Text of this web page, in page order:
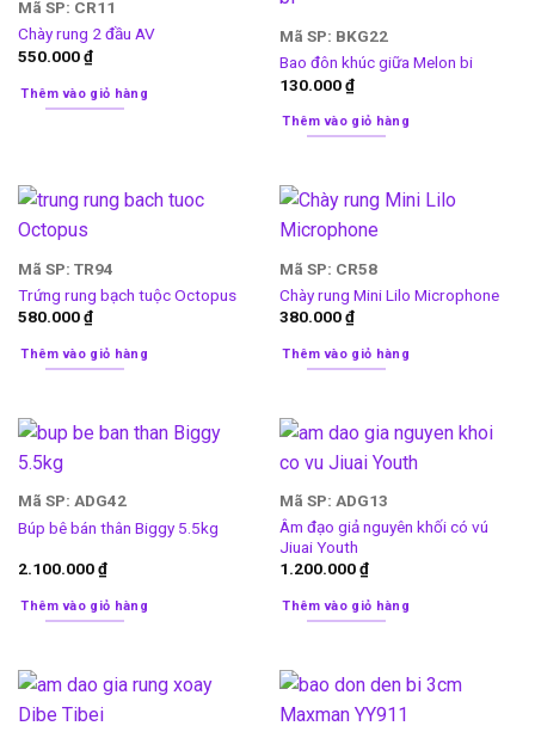
Mã SP: CR11
Chày rung 2 đầu AV
550.000₫
Thêm vào giỏ hàng
Mã SP: BKG22
Bao đôn khúc giữa Melon bi
130.000₫
Thêm vào giỏ hàng
Mã SP: TR94
Trứng rung bạch tuộc Octopus
580.000₫
Thêm vào giỏ hàng
Mã SP: CR58
Chày rung Mini Lilo Microphone
380.000₫
Thêm vào giỏ hàng
Mã SP: ADG42
Búp bê bán thân Biggy 5.5kg
2.100.000₫
Thêm vào giỏ hàng
Mã SP: ADG13
Âm đạo giả nguyên khối có vú
Jiuai Youth
1.200.000₫
Thêm vào giỏ hàng